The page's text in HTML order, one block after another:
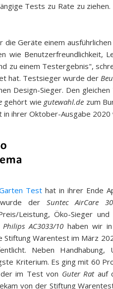
Tests zu Rate zu
Geräte einem
wie Benutzerfreundlichkeit,
zu einem Testergebnis",
hat. Testsieger wurde der
Design-Sieger. Den
gehört wie gutewahl.de zum
in ihrer Oktober-Ausgabe
Testhat in ihrer Ende
der Suntec AirCare
Leistung, Öko-Sieger
Philips AC3033/10 haben wir
Stiftung Warentest im März
Neben Handhabung,
Kriterium. Es ging mit 60
im Test von Guter Ratauf
von der Stiftung